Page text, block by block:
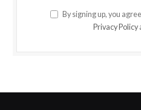
By signing up, you
Privacy Policy